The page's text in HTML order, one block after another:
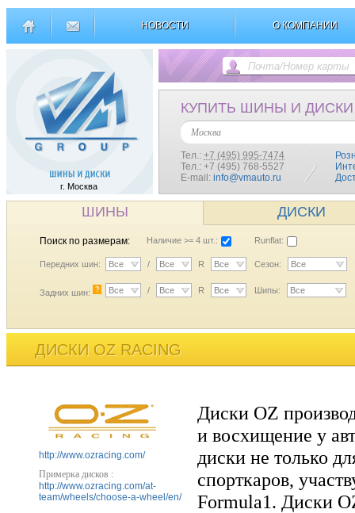
НОВОСТИ О КОМПАНИИ
г. Москва
КУПИТЬ ШИНЫ И ДИСКИ
Москва
Тел.: +7 (495) 995-7474
Тел.: +7 (495) 768-5527
E-mail: info@vmauto.ru
ШИНЫ ДИСКИ
Поиск по размерам: Наличие >= 4 шт.: Runflat:
Передних шин: Все / Все R Все Сезон: Все
Задних шин: ? Все / Все R Все Шипы: Все
ДИСКИ OZ RACING
http://www.ozracing.com/
Примерка дисков :
http://www.ozracing.com/at-
team/wheels/choose-a-wheel/en/
Диски OZ
и восхищение у
диски не только
спорткаров,
Formula1. Диски